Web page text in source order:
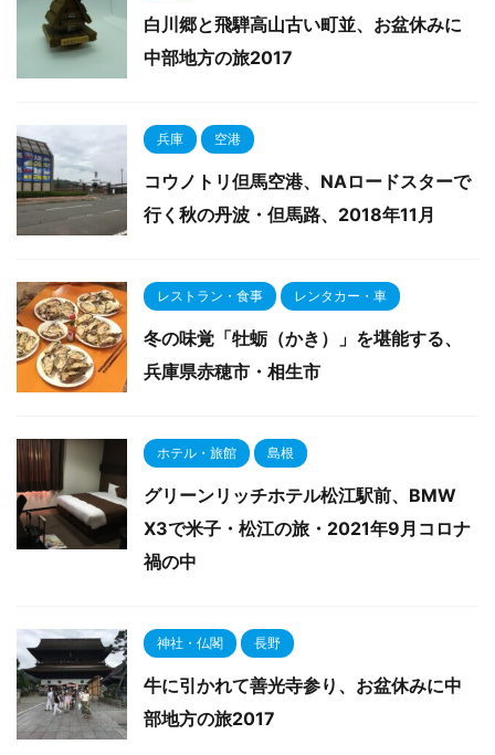
白川郷と飛騨高山古い町並、お盆休みに
中部地方の旅2017
兵庫 空港
コウノトリ但馬空港、NAロードスターで
行く秋の丹波・但馬路、2018年11月
レストラン・食事 レンタカー・車
冬の味覚「牡蛎（かき）」を堪能する、
兵庫県赤穂市・相生市
ホテル・旅館 島根
グリーンリッチホテル松江駅前、BMW
X3で米子・松江の旅・2021年9月コロナ
禍の中
神社・仏閣 長野
牛に引かれて善光寺参り、お盆休みに中
部地方の旅2017